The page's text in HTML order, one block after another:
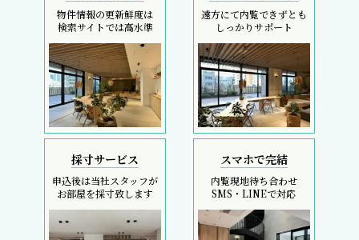
物件情報の更新鮮度は
検索サイトでは高水準
遠方にて内覧できずとも
しっかりサポート
採寸サービス
申込後は当社スタッフが
お部屋を採寸致します
スマホで完結
内覧現地待ち合わせ
SMS・LINEで対応